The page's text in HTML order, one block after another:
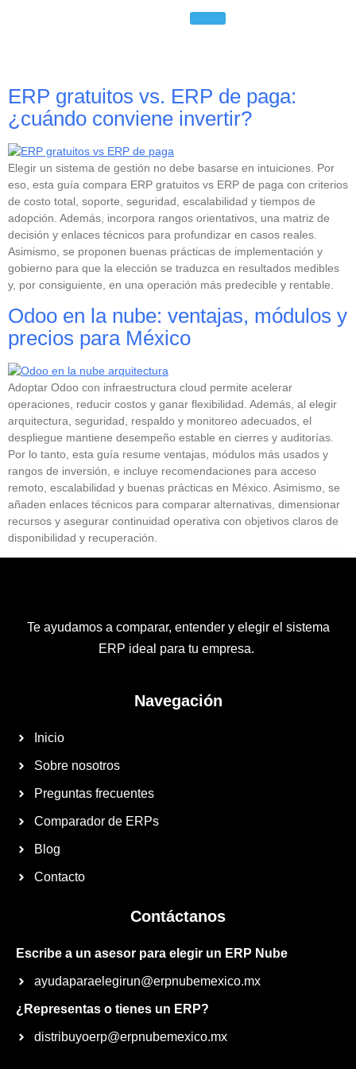
ERP gratuitos vs. ERP de paga:
¿cuándo conviene invertir?
Elegir un sistema de gestión no debe basarse en intuiciones. Por
eso, esta guía compara ERP gratuitos vs ERP de paga con criterios
de costo total, soporte, seguridad, escalabilidad y tiempos de
adopción. Además, incorpora rangos orientativos, una matriz de
decisión y enlaces técnicos para profundizar en casos reales.
Asimismo, se proponen buenas prácticas de implementación y
gobierno para que la elección se traduzca en resultados medibles
y, por consiguiente, en una operación más predecible y rentable.
Odoo en la nube: ventajas, módulos y
precios para México
Adoptar Odoo con infraestructura cloud permite acelerar
operaciones, reducir costos y ganar flexibilidad. Además, al elegir
arquitectura, seguridad, respaldo y monitoreo adecuados, el
despliegue mantiene desempeño estable en cierres y auditorías.
Por lo tanto, esta guía resume ventajas, módulos más usados y
rangos de inversión, e incluye recomendaciones para acceso
remoto, escalabilidad y buenas prácticas en México. Asimismo, se
añaden enlaces técnicos para comparar alternativas, dimensionar
recursos y asegurar continuidad operativa con objetivos claros de
disponibilidad y recuperación.
Te ayudamos a comparar, entender y elegir el sistema
ERP ideal para tu empresa.
Navegación
Inicio
Sobre nosotros
Preguntas frecuentes
Comparador de ERPs
Blog
Contacto
Contáctanos
Escribe a un asesor para elegir un ERP Nube
ayudaparaelegirun@erpnubemexico.mx
¿Representas o tienes un ERP?
distribuyoerp@erpnubemexico.mx